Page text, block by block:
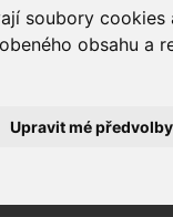
soubory
obsahu a
Upravit mé předvolby
móda reklama ...